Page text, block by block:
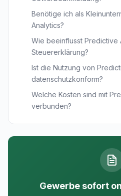
Benötige ich als
Analytics?
Wie beeinflusst Predictive
Steuererklärung?
Ist die Nutzung von
datenschutzkonform?
Welche Kosten sind mit
verbunden?
Gewerbe sofort